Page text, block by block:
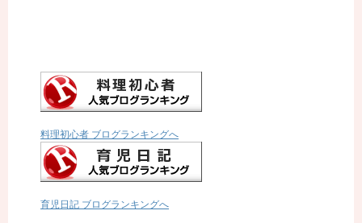
料理初心者 ブログランキングへ
育児日記 ブログランキングへ